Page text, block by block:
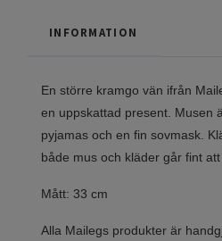
INFORMATION
En större kramgo vän ifrån
en uppskattad present. Musen
pyjamas och en fin sovmask.
både mus och kläder går fint
Mått: 33 cm
Alla Mailegs produkter är